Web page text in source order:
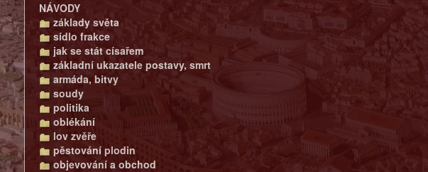
NÁVODY
základy světa
sídlo frakce
jak se stát císařem
základní ukazatele postavy, smrt
armáda, bitvy
soudy
politika
oblékání
lov zvěře
pěstování plodin
objevování a obchod